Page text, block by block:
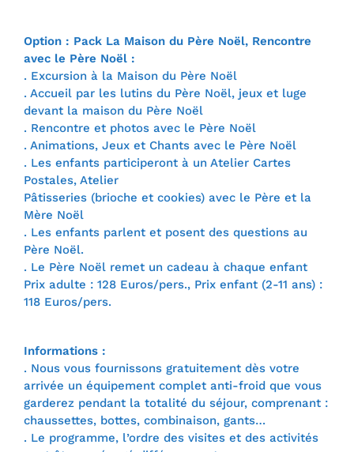
Option : Pack La Maison du Père Noël, Rencontre
avec le Père Noël :
. Excursion à la Maison du Père Noël
. Accueil par les lutins du Père Noël, jeux et luge
devant la maison du Père Noël
. Rencontre et photos avec le Père Noël
. Animations, Jeux et Chants avec le Père Noël
. Les enfants participeront à un Atelier Cartes
Postales, Atelier
Pâtisseries (brioche et cookies) avec le Père et la
Mère Noël
. Les enfants parlent et posent des questions au
Père Noël.
. Le Père Noël remet un cadeau à chaque enfant
Prix adulte : 128 Euros/pers., Prix enfant (2-11 ans) :
118 Euros/pers.
Informations :
. Nous vous fournissons gratuitement dès votre
arrivée un équipement complet anti-froid que vous
garderez pendant la totalité du séjour, comprenant :
chaussettes, bottes, combinaison, gants…
. Le programme, l’ordre des visites et des activités